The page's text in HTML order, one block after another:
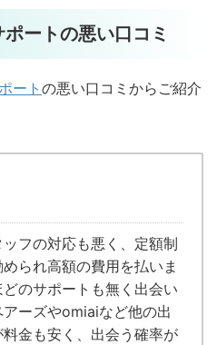
ートの悪い口コミ
ート の悪い口コミからご紹介
フの対応も悪く、定額制
られ高額の費用を払いま
のサポートも無く出会い
ーズやomiaiなど他の出
金も安く、出会う確率が